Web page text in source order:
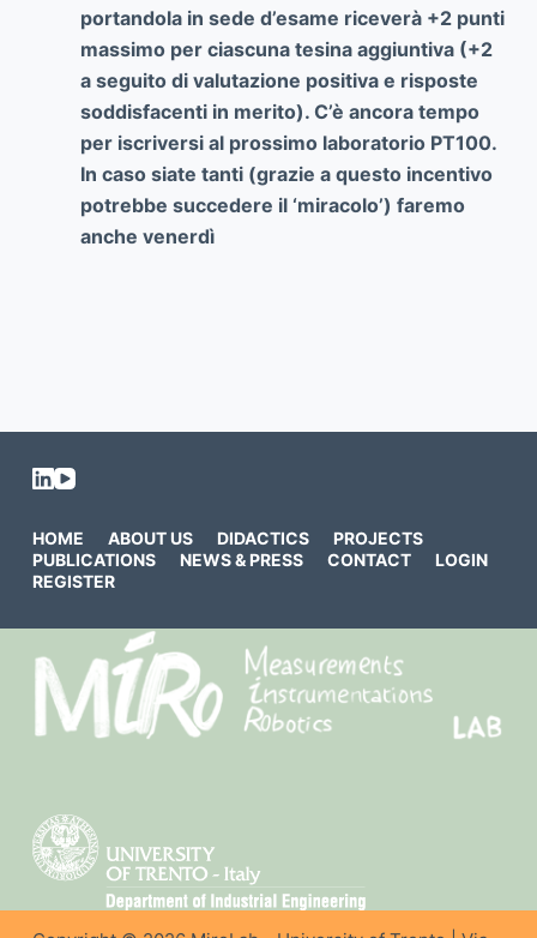
portandola in sede d’esame riceverà +2 punti
massimo per ciascuna tesina aggiuntiva (+2
a seguito di valutazione positiva e risposte
soddisfacenti in merito). C’è ancora tempo
per iscriversi al prossimo laboratorio PT100.
In caso siate tanti (grazie a questo incentivo
potrebbe succedere il ‘miracolo’) faremo
anche venerdì
HOME ABOUT US DIDACTICS
PROJECTS
PUBLICATIONS
NEWS & PRESS CONTACT
LOGIN
REGISTER